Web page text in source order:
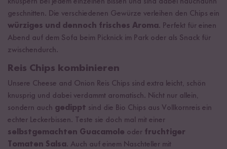
geschnitten. Die verschiedenen Gewürze verleihen den Chips ein
würziges und dennoch frisches Aroma. Perfekt für einen
Abend auf dem Sofa beim Picknick im Park oder als Snack für
zwischendurch.
Reis Chips kombinieren
Unsere Cheese and Onion Reis Chips sind extra leicht, schön
knusprig und dabei verdammt aromatisch. Nicht nur allein,
sondern auch gedippt sind die Bio Chips aus Vollkornreis ein
echter Leckerbissen. Teste sie doch mal mit einer
selbstgemachten Guacamole oder fruchtiger
Tomaten Salsa. Auch auf einem Naschteller mit